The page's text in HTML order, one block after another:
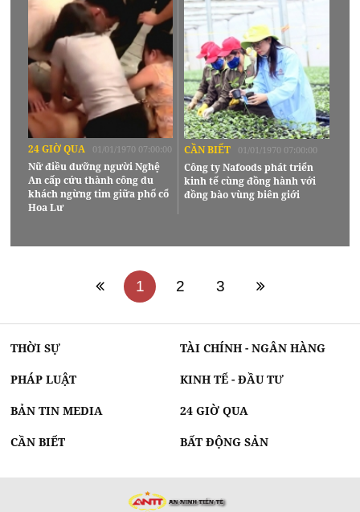
24 GIỜ QUA 01/01/1970 07:00:00
Nữ điều dưỡng người Nghệ
An cấp cứu thành công du
khách ngừng tim giữa phố cổ
Hoa Lư
CẦN BIẾT 01/01/1970 07:00:00
Công ty Nafoods phát triển
kinh tế cùng đồng hành với
đồng bào vùng biên giới
1 2 3
THỜI SỰ TÀI CHÍNH - NGÂN HÀNG
PHÁP LUẬT KINH TẾ - ĐẦU TƯ
BẢN TIN MEDIA 24 GIỜ QUA
CẦN BIẾT BẤT ĐỘNG SẢN